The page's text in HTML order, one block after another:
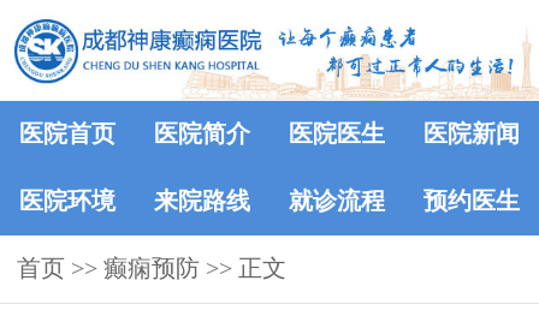
医院首页 医院简介 医院医生 医院新闻
医院环境 来院路线 就诊流程 预约医生
首页 >> 癫痫预防 >> 正文